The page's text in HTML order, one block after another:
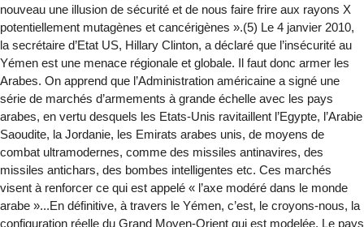
nouveau une illusion de sécurité et de nous faire frire aux rayons X
potentiellement mutagènes et cancérigènes ».(5) Le 4 janvier 2010,
la secrétaire d’Etat US, Hillary Clinton, a déclaré que l’insécurité au
Yémen est une menace régionale et globale. Il faut donc armer les
Arabes. On apprend que l’Administration américaine a signé une
série de marchés d’armements à grande échelle avec les pays
arabes, en vertu desquels les Etats-Unis ravitaillent l’Egypte, l’Arabie
Saoudite, la Jordanie, les Emirats arabes unis, de moyens de
combat ultramodernes, comme des missiles antinavires, des
missiles antichars, des bombes intelligentes etc. Ces marchés
visent à renforcer ce qui est appelé « l’axe modéré dans le monde
arabe »...En définitive, à travers le Yémen, c’est, le croyons-nous, la
configuration réelle du Grand Moyen-Orient qui est modelée. Le pays